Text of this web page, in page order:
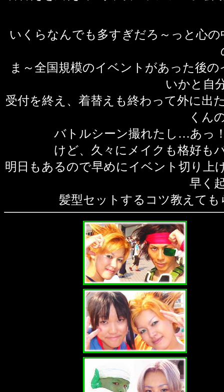
いくらなんでも多すぎだろ～っと心
ま～全国規模のイベントがあった後
いかと自
受付を終え、着替えも終わって外に
くん
バトルシーン撮れたし…あっ
けど、久々にメイクも格好も
明日もあるので早めにイベント切り上
早く
髪型セットするコツ教えて